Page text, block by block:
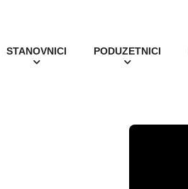
STANOVNICI PODUZETNICI